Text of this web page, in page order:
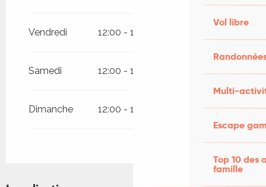
Vol libre
Multi-
Escape
Top 10 des
famille
Vendredi 12:00 - 14:30
Samedi 12:00 - 14:30
Dimanche 12:00 - 14:30 19:00 - 21:30